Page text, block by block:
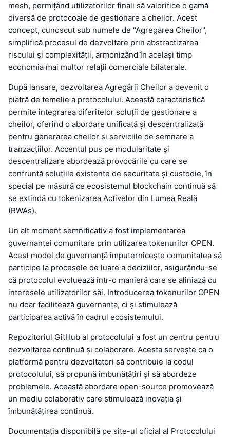
mesh, permițând utilizatorilor finali să valorifice o gamă
diversă de protocoale de gestionare a cheilor. Acest
concept, cunoscut sub numele de "Agregarea Cheilor",
simplifică procesul de dezvoltare prin abstractizarea
riscului și complexității, armonizând în același timp
economia mai multor relații comerciale bilaterale.
După lansare, dezvoltarea Agregării Cheilor a devenit o
piatră de temelie a protocolului. Această caracteristică
permite integrarea diferitelor soluții de gestionare a
cheilor, oferind o abordare unificată și descentralizată
pentru generarea cheilor și serviciile de semnare a
tranzacțiilor. Accentul pus pe modularitate și
descentralizare abordează provocările cu care se
confruntă soluțiile existente de securitate și custodie, în
special pe măsură ce ecosistemul blockchain continuă să
se extindă cu tokenizarea Activelor din Lumea Reală
(RWAs).
Un alt moment semnificativ a fost implementarea
guvernanței comunitare prin utilizarea tokenurilor OPEN.
Acest model de guvernanță împuternicește comunitatea să
participe la procesele de luare a deciziilor, asigurându-se
că protocolul evoluează într-o manieră care se aliniază cu
interesele utilizatorilor săi. Introducerea tokenurilor OPEN
nu doar facilitează guvernanța, ci și stimulează
participarea activă în cadrul ecosistemului.
Repozitoriul GitHub al protocolului a fost un centru pentru
dezvoltarea continuă și colaborare. Acesta servește ca o
platformă pentru dezvoltatori să contribuie la codul
protocolului, să propună îmbunătățiri și să abordeze
problemele. Această abordare open-source promovează
un mediu colaborativ care stimulează inovația și
îmbunătățirea continuă.
Documentația disponibilă pe site-ul oficial al Protocolului